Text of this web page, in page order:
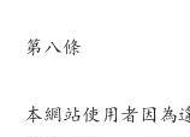
第八條
本網站使用者因為